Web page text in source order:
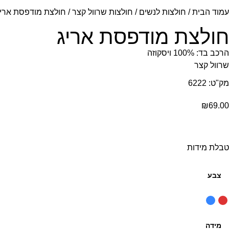
עמוד הבית/ חולצות לנשים / חולצות שרוול קצר/ חולצת מודפסת
חולצת מודפסת אריג
הרכב בד: 100% ויסקוזה
שרוול קצר
מק"ט: 6222
₪69.00
טבלת מידות
צבע
מידה